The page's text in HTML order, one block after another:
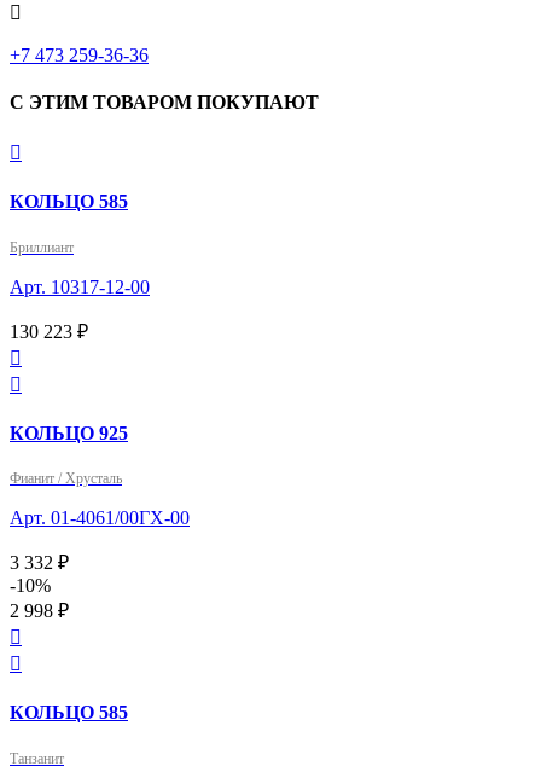

‎+7 473 259-36-36
С ЭТИМ ТОВАРОМ ПОКУПАЮТ

КОЛЬЦО 585
Бриллиант
Арт. 10317-12-00
130 223 ₽


КОЛЬЦО 925
Фианит / Хрусталь
Арт. 01-4061/00ГХ-00
3 332 ₽
-10%
2 998 ₽


КОЛЬЦО 585
Танзанит